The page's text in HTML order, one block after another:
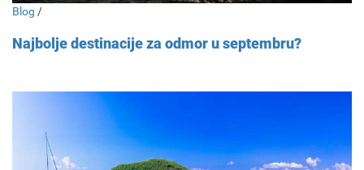
Blog /
Najbolje destinacije za odmor u septembru?